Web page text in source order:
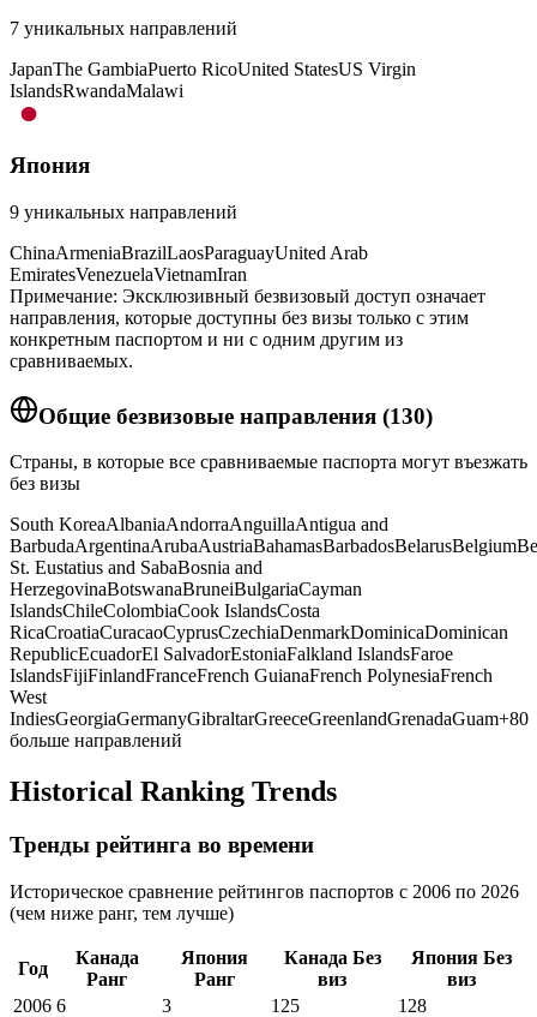
7 уникальных направлений
JapanThe GambiaPuerto RicoUnited StatesUS Virgin
IslandsRwandaMalawi
Япония
9 уникальных направлений
ChinaArmeniaBrazilLaosParaguayUnited Arab
EmiratesVenezuelaVietnamIran
Примечание: Эксклюзивный безвизовый доступ означает
направления, которые доступны без визы только с этим
конкретным паспортом и ни с одним другим из
сравниваемых.
Общие безвизовые направления (130)
Страны, в которые все сравниваемые паспорта могут въезжать
без визы
South KoreaAlbaniaAndorraAnguillaAntigua and
BarbudaArgentinaArubaAustriaBahamasBarbadosBelarusBelgium
St. Eustatius and SabaBosnia and
HerzegovinaBotswanaBruneiBulgariaCayman
IslandsChileColombiaCook IslandsCosta
RicaCroatiaCuracaoCyprusCzechiaDenmarkDominicaDominican
RepublicEcuadorEl SalvadorEstoniaFalkland IslandsFaroe
IslandsFijiFinlandFranceFrench GuianaFrench PolynesiaFrench
West
IndiesGeorgiaGermanyGibraltarGreeceGreenlandGrenadaGuam+80
больше направлений
Historical Ranking Trends
Тренды рейтинга во времени
Историческое сравнение рейтингов паспортов с 2006 по 2026
(чем ниже ранг, тем лучше)
Год
Канада
Ранг
Япония
Ранг
Канада Без
виз
Япония Без
виз
2006 6 3 125
128